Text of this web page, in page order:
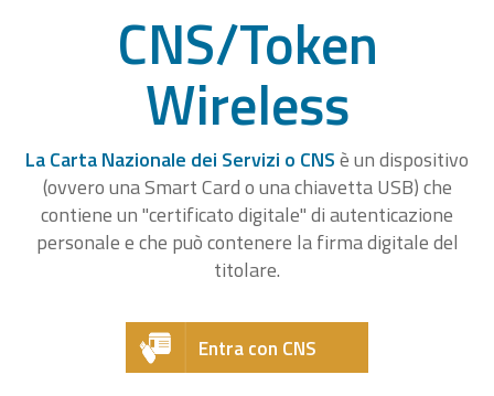
CNS/Token
Wireless
La Carta Nazionale dei Servizi o CNSè un dispositivo
(ovvero una Smart Card o una chiavetta USB) che
contiene un "certificato digitale" di autenticazione
personale e che può contenere la firma digitale del
titolare.
Entra con CNS